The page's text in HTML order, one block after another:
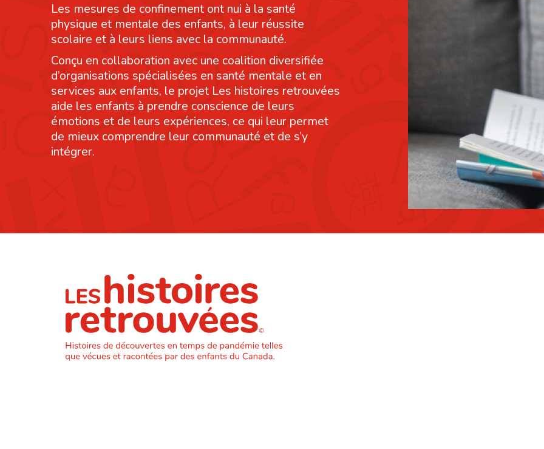
Les mesures de confinement ont nui à la santé
physique et mentale des enfants, à leur réussite
scolaire et à leurs liens avec la communauté.
Conçu en collaboration avec une coalition diversifiée
d’organisations spécialisées en santé mentale et en
services aux enfants, le projet Les histoires retrouvées
aide les enfants à prendre conscience de leurs
émotions et de leurs expériences, ce qui leur permet
de mieux comprendre leur communauté et de s’y
intégrer.